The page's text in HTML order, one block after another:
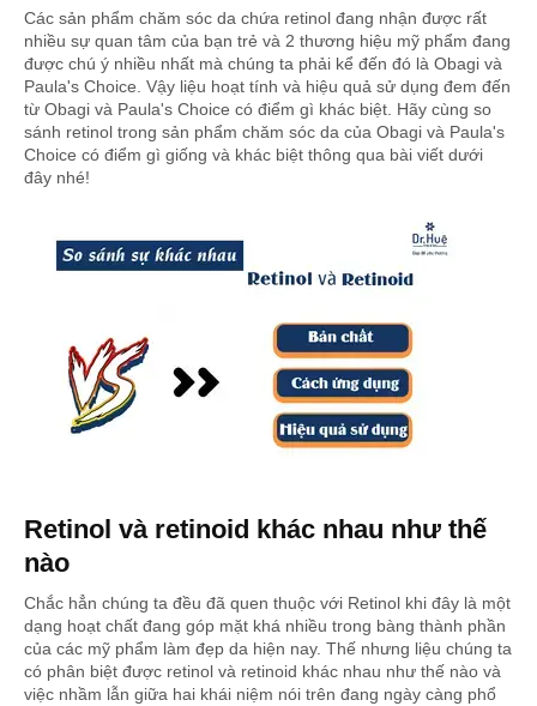
Các sản phẩm chăm sóc da chứa retinol đang nhận được rất
nhiều sự quan tâm của bạn trẻ và 2 thương hiệu mỹ phẩm đang
được chú ý nhiều nhất mà chúng ta phải kể đến đó là Obagi và
Paula's Choice. Vậy liệu hoạt tính và hiệu quả sử dụng đem đến
từ Obagi và Paula's Choice có điểm gì khác biệt. Hãy cùng so
sánh retinol trong sản phẩm chăm sóc da của Obagi và Paula's
Choice có điểm gì giống và khác biệt thông qua bài viết dưới
đây nhé!
Retinol và retinoid khác nhau như thế
nào
Chắc hẳn chúng ta đều đã quen thuộc với Retinol khi đây là một
dạng hoạt chất đang góp mặt khá nhiều trong bàng thành phần
của các mỹ phẩm làm đẹp da hiện nay. Thế nhưng liệu chúng ta
có phân biệt được retinol và retinoid khác nhau như thế nào và
việc nhầm lẫn giữa hai khái niệm nói trên đang ngày càng phổ